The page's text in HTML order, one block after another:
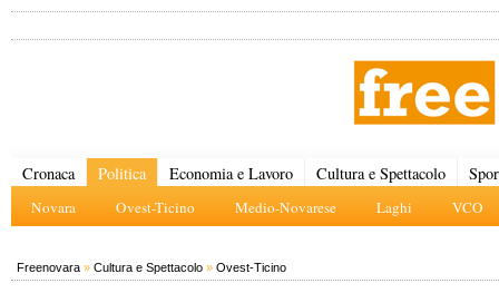
Cronaca Politica
Novara Ovest-Ticino Medio-Novarese Laghi VCO
Economia e Lavoro Cultura e Spettacolo
Freenovara » Cultura e Spettacolo » Ovest-Ticino